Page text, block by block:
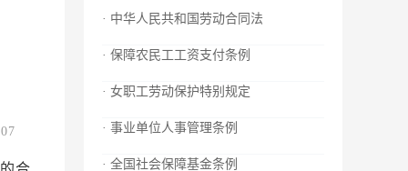
· 中华人民共和国劳动合同法
· 保障农民工工资支付条例
· 女职工劳动保护特别规定
· 事业单位人事管理条例
· 全国社会保障基金条例